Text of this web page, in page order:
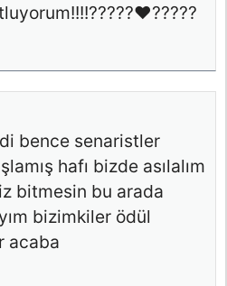
bence senaristler
hafı bizde asılalım
bitmesin bu arada
bizimkiler ödül
acaba